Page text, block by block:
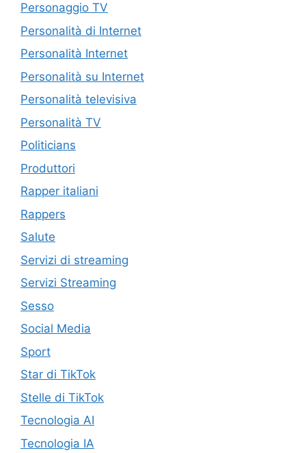
Personaggio TV
Personalità di Internet
Personalità Internet
Personalità su Internet
Personalità televisiva
Personalità TV
Politicians
Produttori
Rapper italiani
Rappers
Salute
Servizi di streaming
Servizi Streaming
Sesso
Social Media
Sport
Star di TikTok
Stelle di TikTok
Tecnologia AI
Tecnologia IA